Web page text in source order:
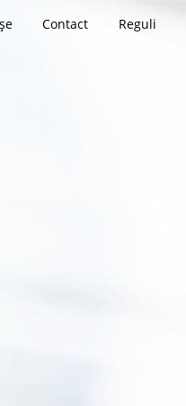
Contact Reguli